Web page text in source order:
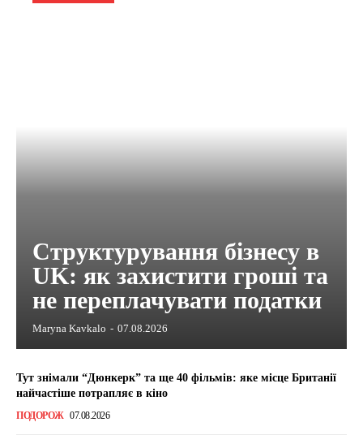
Структурування бізнесу в
UK: як захистити гроші та
не переплачувати податки
Maryna Kavkalo - 07.08.2026
Тут знімали “Дюнкерк” та ще 40 фільмів: яке місце Британії
найчастіше потрапляє в кіно
ПОДОРОЖ 07.08.2026